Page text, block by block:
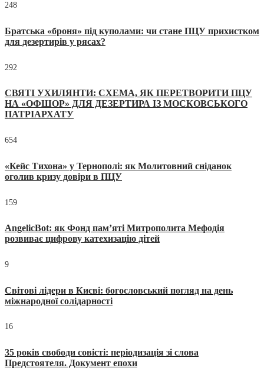
248
Братська «броня» під куполами: чи стане ПЦУ прихистком
для дезертирів у рясах?
292
СВЯТІ УХИЛЯНТИ: СХЕМА, ЯК ПЕРЕТВОРИТИ ПЦУ
НА «ОФШОР» ДЛЯ ДЕЗЕРТИРА ІЗ МОСКОВСЬКОГО
ПАТРІАРХАТУ
654
«Кейс Тихона» у Тернополі: як Молитовний сніданок
оголив кризу довіри в ПЦУ
159
AngelicBot: як Фонд пам’яті Митрополита Мефодія
розвиває цифрову катехизацію дітей
9
Світові лідери в Києві: богословський погляд на день
міжнародної солідарності
16
35 років свободи совісті: періодизація зі слова
Предстоятеля. Документ епохи